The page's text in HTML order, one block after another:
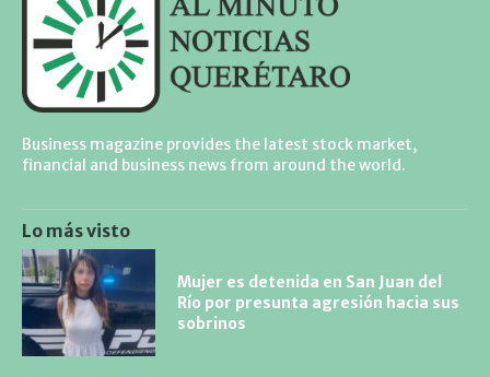
Business magazine provides the latest stock market,
financial and business news from around the world.
Lo más visto
Mujer es detenida en San Juan del
Río por presunta agresión hacia sus
sobrinos